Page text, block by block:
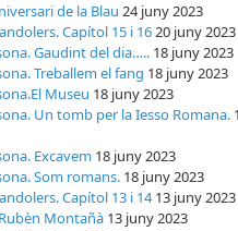
de la Blau 24 juny 2023
Capítol 15 i 1620 juny 2023
Gaudint del dia….. 18 juny 2023
Treballem el fang 18 juny 2023
Museu 18 juny 2023
Un tomb per la Iesso Romana.
Excavem 18 juny 2023
Som romans. 18 juny 2023
Capítol 13 i 14 13 juny 2023
Montañà 13 juny 2023